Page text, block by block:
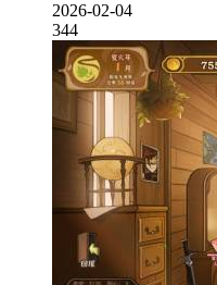
2026-02-04
344